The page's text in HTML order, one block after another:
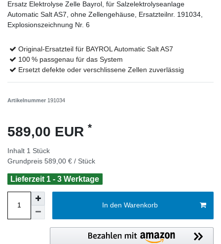
Ersatz Elektrolyse Zelle Bayrol, für Salzelektrolyseanlage
Automatic Salt AS7, ohne Zellengehäuse, Ersatzteilnr. 191034,
Explosionszeichnung Nr. 6
Original-Ersatzteil für BAYROL Automatic Salt AS7
100 % passgenau für das System
Ersetzt defekte oder verschlissene Zellen zuverlässig
Artikelnummer 191034
589,00 EUR *
Inhalt 1 Stück
Grundpreis 589,00 € / Stück
Lieferzeit 1 - 3 Werktage
In den Warenkorb